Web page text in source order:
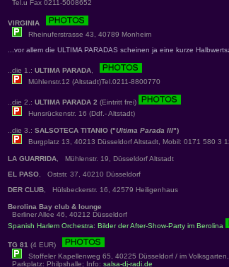
Tel.u Fax 0211-5008652
VIRGINIA
Rheinuferstrasse 43, 40789 Monheim
...vor allem die ULTIMA PARADAS scheinen ja eine kurze
..die 1.: ULTIMA PARADA
Mühlenstr.12 (Altstadt)Tel.0211-8800770
..die 2.: ULTIMA PARADA 2 (Eintritt frei)
Hunsrückenstr. 16 (Ddf.- Altstadt)
..die 3.: SALSOTECA TITANIO ("Ultima Parada III")
Burgplatz 13, 40213 Düsseldorf Altstadt, Mobil: 0171 580 3
LA GUARRIDA , Mühlenstr. 19, Düsseldorf Altstadt
EL PASO , Oststr. 37, 40210 Düsseldorf
DER CLUB , Hülsbeckerstr. 16, 42579 Heiligenhaus
Berolina Bay club & lounge
Berliner Allee 46, 40212 Düsseldorf
Spanish Harlem Orchestra: Bilder der After-Show-Party im Berolina
TG 81 (4 EUR)
Stoffeler Kapellenweg 65, 40225 Düsseldorf / im Volksgarten,
Parkplatz: Philpshalle; Info: salsa-dj-radi.de